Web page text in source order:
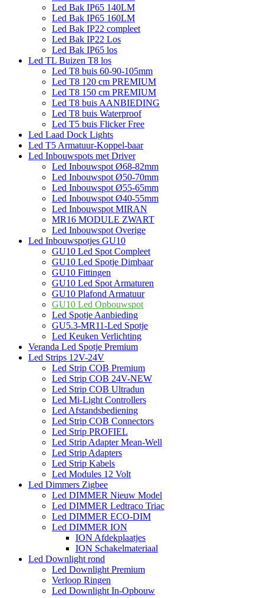
Led Bak IP65 140LM
Led Bak IP65 160LM
Led Bak IP22 compleet
Led Bak IP22 Los
Led Bak IP65 los
Led TL Buizen T8 los
Led T8 buis 60-90-105mm
Led T8 120 cm PREMIUM
Led T8 150 cm PREMIUM
Led T8 buis AANBIEDING
Led T8 buis Waterproof
Led T5 buis Flicker Free
Led Laad Dock Lights
Led T5 Armatuur-Koppel-baar
Led Inbouwspots met Driver
Led Inbouwspot Ø68-82mm
Led Inbouwspot Ø50-70mm
Led Inbouwspot Ø55-65mm
Led Inbouwspot Ø40-55mm
Led Inbouwspot MIRAN
MR16 MODULE ZWART
Led Inbouwspot Overige
Led Inbouwspotjes GU10
GU10 Led Spot Compleet
GU10 Led Spotje Dimbaar
GU10 Fittingen
GU10 Led Spot Armaturen
GU10 Plafond Armatuur
GU10 Led Opbouwspot
Led Spotje Aanbieding
GU5.3-MR11-Led Spotje
Led Keuken Verlichting
Veranda Led Spotje Premium
Led Strips 12V-24V
Led Strip COB Premium
Led Strip COB 24V-NEW
Led Strip COB Ultradun
Led Mi-Light Controllers
Led Afstandsbediening
Led Strip COB Connectors
Led Strip PROFIEL
Led Strip Adapter Mean-Well
Led Strip Adapters
Led Strip Kabels
Led Modules 12 Volt
Led Dimmers Zigbee
Led DIMMER Nieuw Model
Led DIMMER Ledtraco Triac
Led DIMMER ECO-DIM
Led DIMMER ION
ION Afdekplaatjes
ION Schakelmateriaal
Led Downlight rond
Led Downlight Premium
Verloop Ringen
Led Downlight In-Opbouw